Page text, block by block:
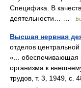
Специфика. В
деятельности… …
Высшая нервная
отделов
«... обеспечивающая
организма к
трудов, т. 3, 1949,